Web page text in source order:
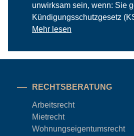
unwirksam sein, wenn: Sie
Kündigungsschutzgesetz
Mehr lesen
RECHTSBERATUNG
Arbeitsrecht
Mietrecht
Wohnungseigentumsrecht